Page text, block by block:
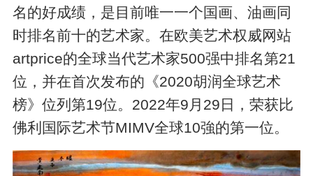
名的好成绩，是目前唯一一个国画、油画同
时排名前十的艺术家。在欧美艺术权威网站
artprice的全球当代艺术家500强中排名第21
位，并在首次发布的《2020胡润全球艺术
榜》位列第19位。2022年9月29日，荣获比
佛利国际艺术节MIMV全球10強的第一位。